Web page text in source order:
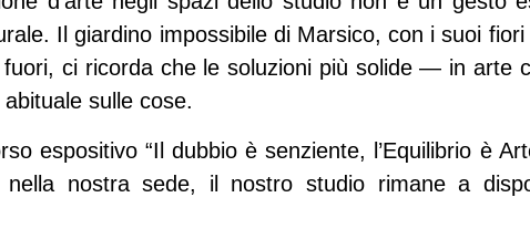
Il giardino impossibile di Marsico, con i suoi
fuori, ci ricorda che le soluzioni più solide — in arte
sulle cose.
espositivo “Il dubbio è senziente, l’Equilibrio è
nostra sede, il nostro studio rimane a